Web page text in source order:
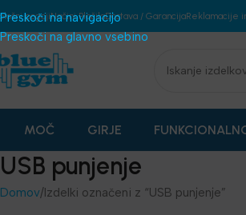
Preskoči na navigacijo
Preskoči na glavno vsebino
pogojiNačini PlačilaDostava / GarancijaReklamacije
MOČ GIRJE
USB punjenje
Domov Izdelki označeni z “USB punjenje”